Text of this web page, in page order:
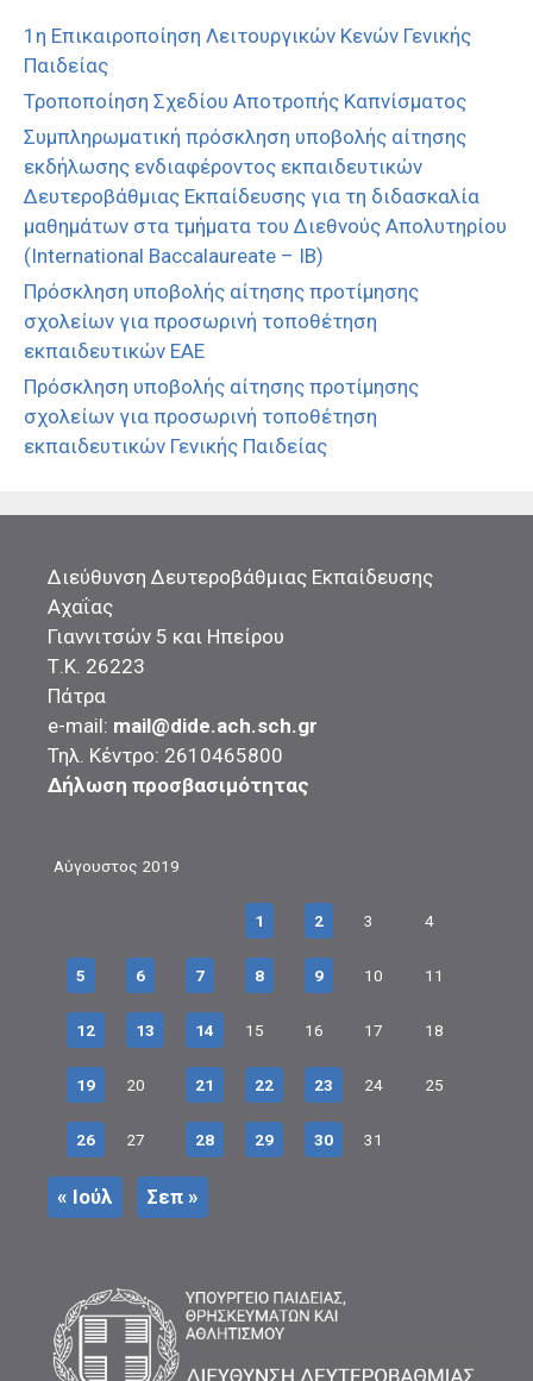
1η Επικαιροποίηση Λειτουργικών Κενών Γενικής
Παιδείας
Τροποποίηση Σχεδίου Αποτροπής Καπνίσματος
Συμπληρωματική πρόσκληση υποβολής αίτησης
εκδήλωσης ενδιαφέροντος εκπαιδευτικών
Δευτεροβάθμιας Εκπαίδευσης για τη διδασκαλία
μαθημάτων στα τμήματα του Διεθνούς Απολυτηρίου
(International Baccalaureate – IB)
Πρόσκληση υποβολής αίτησης προτίμησης
σχολείων για προσωρινή τοποθέτηση
εκπαιδευτικών ΕΑΕ
Πρόσκληση υποβολής αίτησης προτίμησης
σχολείων για προσωρινή τοποθέτηση
εκπαιδευτικών Γενικής Παιδείας
Διεύθυνση Δευτεροβάθμιας Εκπαίδευσης
Αχαΐας
Γιαννιτσών 5 και Ηπείρου
Τ.Κ. 26223
Πάτρα
e-mail: mail@dide.ach.sch.gr
Τηλ. Κέντρο: 2610465800
Δήλωση προσβασιμότητας
Αύγουστος 2019
1 2 3 4
5 6 7 8 9 10 11
12 13 14 15 16 17 18
19 20 21 22 23 24 25
26 27 28 29 30 31
« Ιούλ Σεπ »